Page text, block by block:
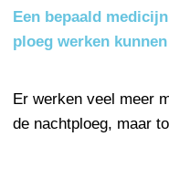
Een bepaald
ploeg werken
Er werken veel meer
de nachtploeg, maar